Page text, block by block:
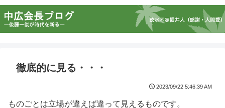
徹底的に見る・・・
2023/09/22 5:46:39 AM
ものごとは立場が違えば違って見えるものです。